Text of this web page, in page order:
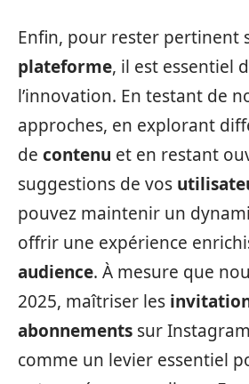
Enfin, pour rester pertinent
plateforme, il est essentiel
l’innovation. En testant de
approches, en explorant
de contenu et en restant
suggestions de vos
pouvez maintenir un
offrir une expérience
audience. À mesure que
2025, maîtriser les
abonnements sur
comme un levier essentiel